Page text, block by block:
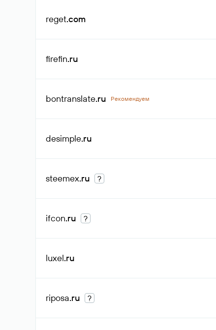
reget.com
firefin.ru
bontranslate.ru Рекомендуем
desimple.ru
steemex.ru ?
ifcon.ru ?
luxel.ru
riposa.ru ?